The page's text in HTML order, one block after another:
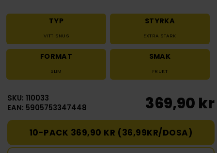
TYP
VITT SNUS
STYRKA
EXTRA STARK
FORMAT
SLIM
SMAK
FRUKT
SKU: 110033
EAN: 5905753347448
369,90 kr
10-PACK 369,90 KR (36,99KR/DOSA)